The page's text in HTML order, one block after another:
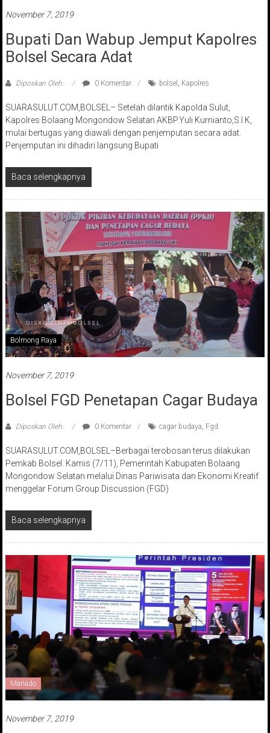
November 7, 2019
Bupati Dan Wabup Jemput Kapolres
Bolsel Secara Adat
Diposkan Oleh: 0 Komentar bolsel , Kapolres
SUARASULUT.COM,BOLSEL– Setelah dilantik Kapolda Sulut,
Kapolres Bolaang Mongondow Selatan AKBP.Yuli Kurnianto,S.I.K,
mulai bertugas yang diawali dengan penjemputan secara adat.
Penjemputan ini dihadiri langsung Bupati
Baca selengkapnya
Bolmong Raya
November 7, 2019
Bolsel FGD Penetapan Cagar Budaya
Diposkan Oleh: 0 Komentar cagar budaya, Fgd
SUARASULUT.COM,BOLSEL–Berbagai terobosan terus dilakukan
Pemkab Bolsel. Kamis (7/11), Pemerintah Kabupaten Bolaang
Mongondow Selatan melalui Dinas Pariwisata dan Ekonomi Kreatif
menggelar Forum Group Discussion (FGD)
Baca selengkapnya
Manado
November 7, 2019